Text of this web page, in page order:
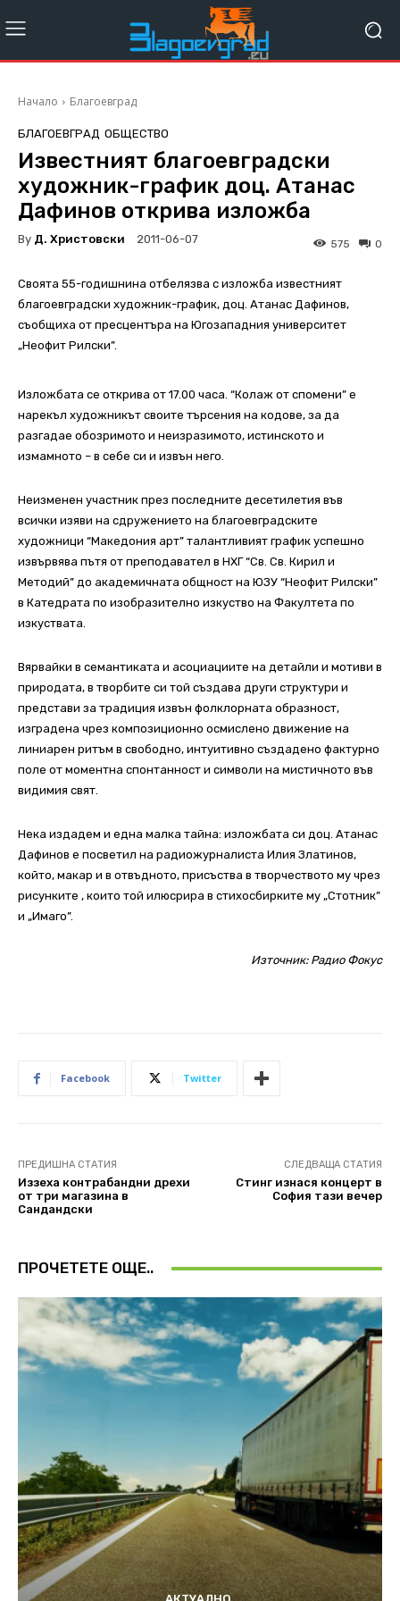
Начало Благоевград
БЛАГОЕВГРАД ОБЩЕСТВО
Известният благоевградски
художник-график доц. Атанас
Дафинов открива изложба
By Д. Христовски 2011-06-07 0
575
Своята 55-годишнина отбелязва с изложба известният
благоевградски художник-график, доц. Атанас Дафинов,
съобщиха от пресцентъра на Югозападния университет
„Неофит Рилски”.
Изложбата се открива от 17.00 часа. “Колаж от спомени” е
нарекъл художникът своите търсения на кодове, за да
разгадае обозримото и неизразимото, истинското и
измамното – в себе си и извън него.
Неизменен участник през последните десетилетия във
всички изяви на сдружението на благоевградските
художници “Македония арт” талантливият график успешно
извървява пътя от преподавател в НХГ “Св. Св. Кирил и
Методий” до академичната общност на ЮЗУ “Неофит Рилски”
в Катедрата по изобразително изкуство на Факултета по
изкуствата.
Вярвайки в семантиката и асоциациите на детайли и мотиви в
природата, в творбите си той създава други структури и
представи за традиция извън фолклорната образност,
изградена чрез композиционно осмислено движение на
линиарен ритъм в свободно, интуитивно създадено фактурно
поле от моментна спонтанност и символи на мистичното във
видимия свят.
Нека издадем и една малка тайна: изложбата си доц. Атанас
Дафинов е посветил на радиожурналиста Илия Златинов,
който, макар и в отвъдното, присъства в творчеството му чрез
рисунките , които той илюсрира в стихосбирките му „Стотник”
и „Имаго”.
Източник: Радио Фокус
Facebook Twitter
ПРЕДИШНА СТАТИЯ
Иззеха контрабандни дрехи
от три магазина в
Сандандски
СЛЕДВАЩА СТАТИЯ
Стинг изнася концерт в
София тази вечер
ПРОЧЕТЕТЕ ОЩЕ..